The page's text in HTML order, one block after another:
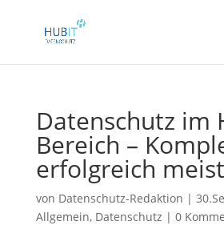
Datenschutz im
Bereich –
erfolgreich
von Datenschutz-Redaktion |
Allgemein, Datenschutz | 0